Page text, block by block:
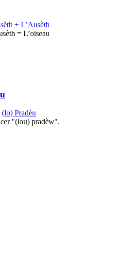
+ L’Ausèth
= L’oiseau
(lo) Pradèu
"(lou) pradèw".